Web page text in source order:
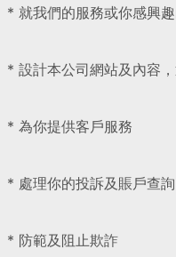
* 就我們的服務或你感興
* 設計本公司網站及內容
* 為你提供客戶服務
* 處理你的投訴及賬戶查
* 防範及阻止欺詐